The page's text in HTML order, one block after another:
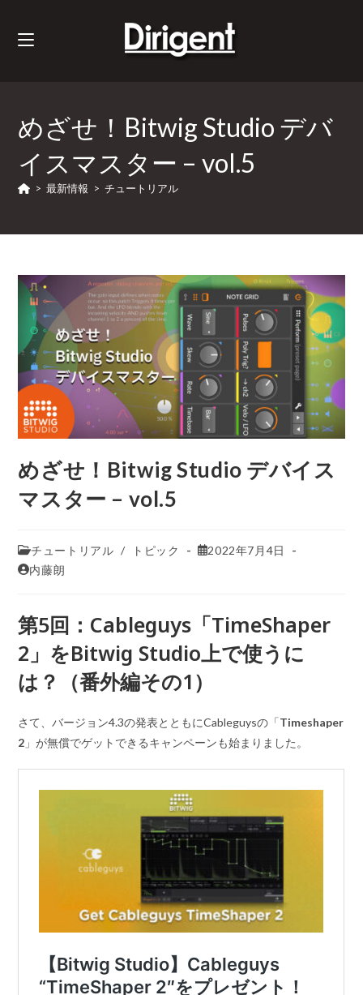
めざせ！Bitwig Studio デバ
イスマスター – vol.5
> 最新情報 > チュートリアル
めざせ！Bitwig Studio デバイス
マスター – vol.5
チュートリアル / トピック
2022年7月4日
内藤朗
第5回：Cableguys「TimeShaper
2」をBitwig Studio上で使うに
は？（番外編その1）
さて、バージョン4.3の発表とともにCableguysの「Timeshaper
2 」が無償でゲットできるキャンペーンも始まりました。